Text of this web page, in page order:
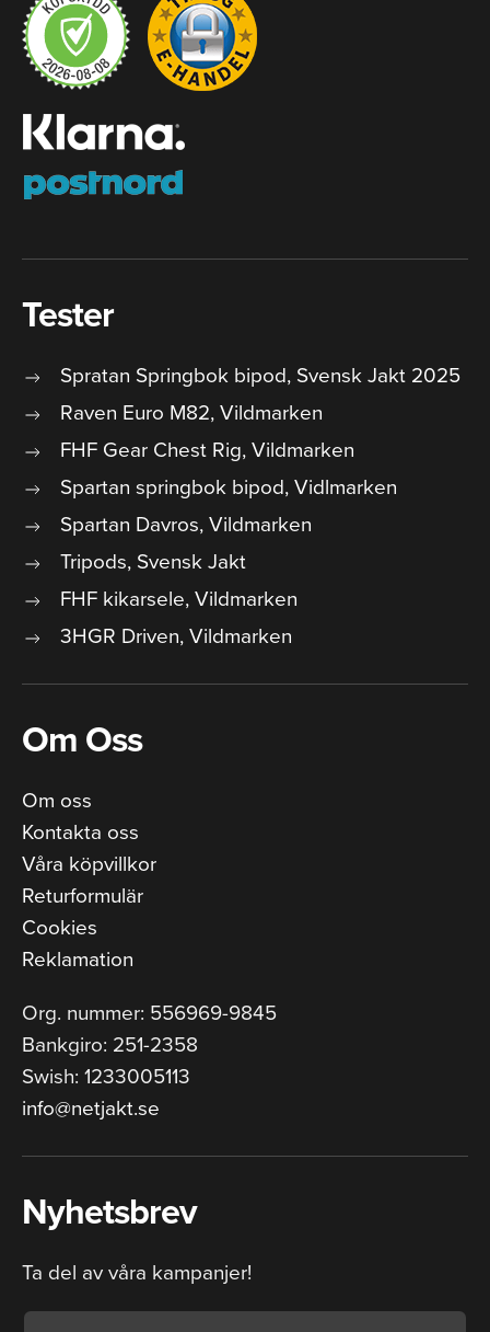
Tester
Spratan Springbok bipod, Svensk Jakt 2025
Raven Euro M82, Vildmarken
FHF Gear Chest Rig, Vildmarken
Spartan springbok bipod, Vidlmarken
Spartan Davros, Vildmarken
Tripods, Svensk Jakt
FHF kikarsele, Vildmarken
3HGR Driven, Vildmarken
Om Oss
Om oss
Kontakta oss
Våra köpvillkor
Returformulär
Cookies
Reklamation
Org. nummer: 556969-9845
Bankgiro: 251-2358
Swish: 1233005113
info@netjakt.se
Nyhetsbrev
Ta del av våra kampanjer!